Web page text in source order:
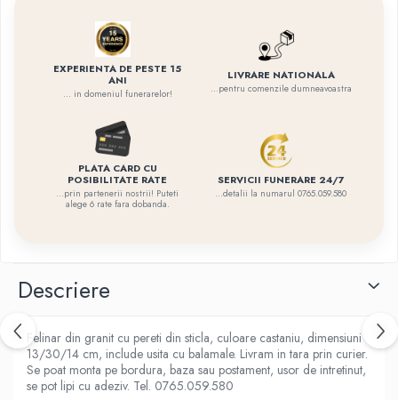
EXPERIENTA DE PESTE 15
ANI
... in domeniul funerarelor!
LIVRARE NATIONALA
...pentru comenzile dumneavoastra
PLATA CARD CU
POSIBILITATE RATE
...prin partenerii nostrii! Puteti
alege 6 rate fara dobanda.
SERVICII FUNERARE 24/7
...detalii la numarul 0765.059.580
Descriere
Felinar din granit cu pereti din sticla, culoare castaniu, dimensiuni
13/30/14 cm, include usita cu balamale. Livram in tara prin curier.
Se poat monta pe bordura, baza sau postament, usor de intretinut,
se pot lipi cu adeziv. Tel. 0765.059.580